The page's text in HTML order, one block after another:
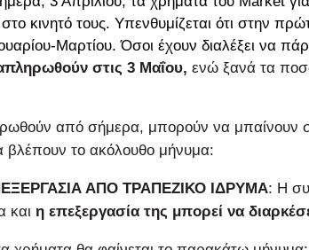
κινητό τους. Υπενθυμίζεται ότι στην
Μαρτίου. Όσοι έχουν διαλέξει να
στις 3 Μαΐου, ενώ ξανά τα
από σήμερα, μπορούν να μπαίνουν
το ακόλουθο μήνυμα:
ΑΠΟ ΤΡΑΠΕΖΙΚΟ ΙΔΡΥΜΑ: Η
και η επεξεργασία της μπορεί να